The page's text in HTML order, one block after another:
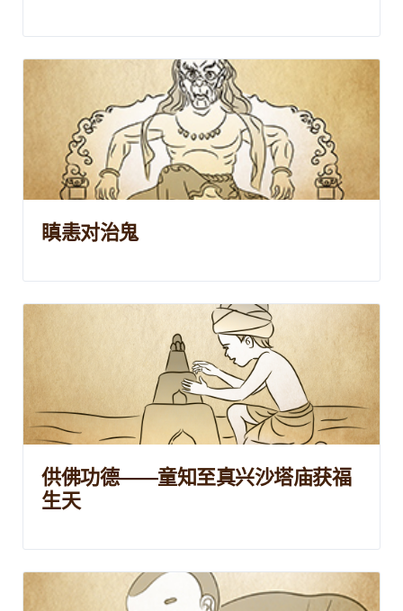
瞋恚对治鬼
供佛功德——童知至真兴沙塔庙获福
生天